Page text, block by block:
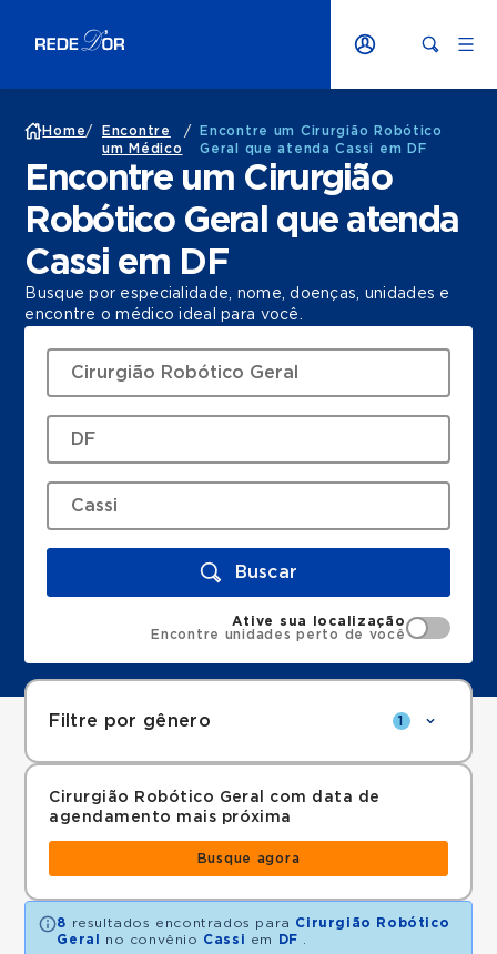
Home/
Encontre
um Médico
/
Encontre um Cirurgião Robótico
Geral que atenda Cassi em DF
Encontre um Cirurgião
Robótico Geral que atenda
Cassi em DF
Busque por especialidade, nome, doenças, unidades e
encontre o médico ideal para você.
Buscar
Ative sua localização
Encontre unidades perto de você
Filtre por gênero 1
Cirurgião Robótico Geral com data de
agendamento mais próxima
Busque agora
8 resultados encontrados para Cirurgião Robótico
Geral
no convênio Cassi em DF